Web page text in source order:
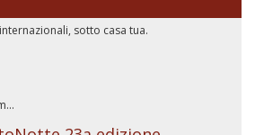
sotto casa tua.